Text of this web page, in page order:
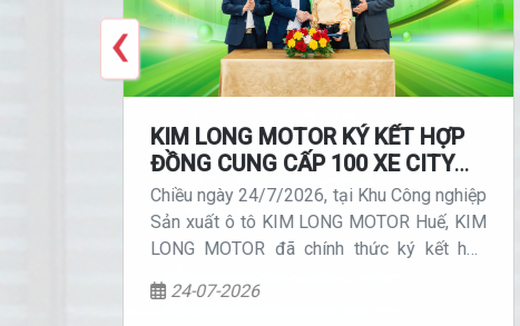
KIM LONG MOTOR KÝ KẾT HỢP
ĐỒNG CUNG CẤP 100 XE CITY
BUS ĐIỆN CHO PHƯƠNG TRINH
BUSLINES, THÚC ĐẨY GIAO
THÔNG XANH
Chiều ngày 24/7/2026, tại Khu Công nghiệp
Sản xuất ô tô KIM LONG MOTOR Huế, KIM
LONG MOTOR đã chính thức ký kết hợp
thương hiệu KIMLONG cho Công ty Cổ phần
24-07-2026
‹